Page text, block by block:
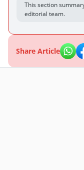
This section
editorial team.
Share Article